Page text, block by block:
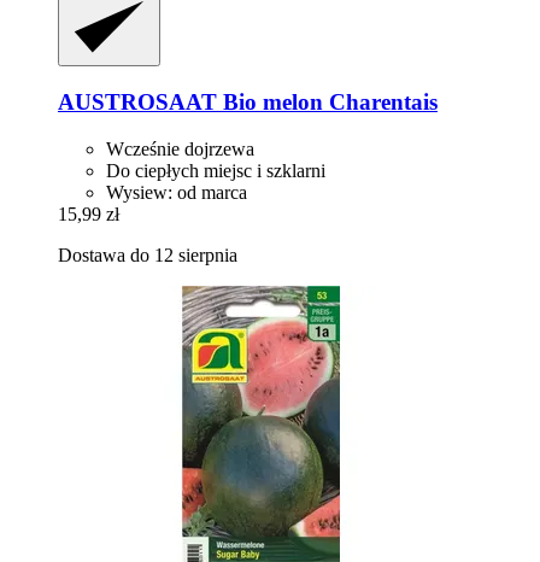
AUSTROSAAT Bio melon Charentais
Wcześnie dojrzewa
Do ciepłych miejsc i szklarni
Wysiew: od marca
15,99 zł
Dostawa do 12 sierpnia